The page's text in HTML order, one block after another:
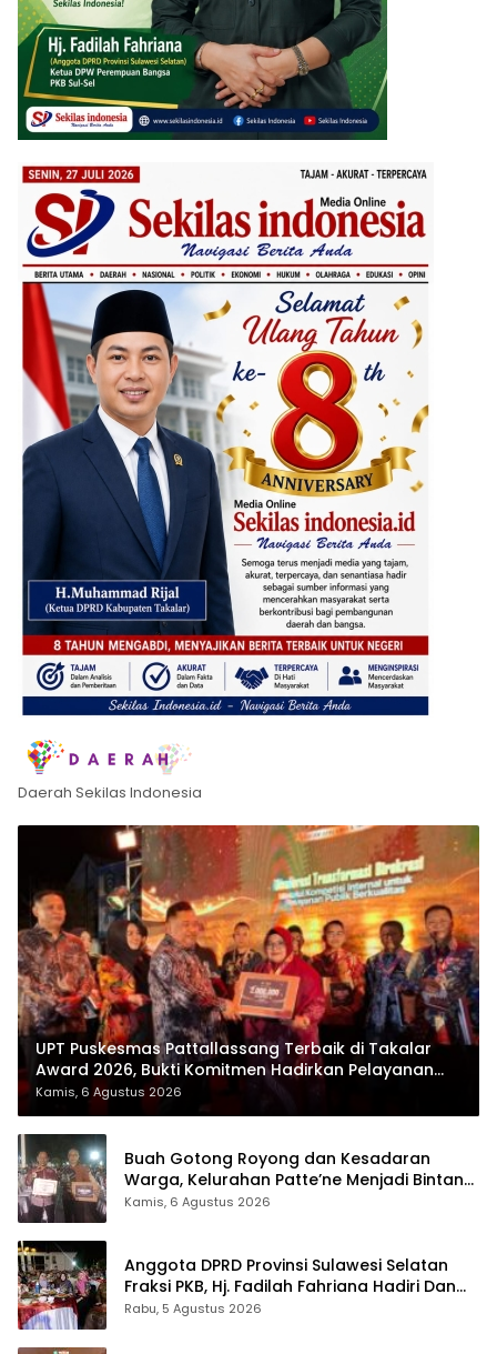
Daerah Sekilas Indonesia
UPT Puskesmas Pattallassang Terbaik di Takalar
Award 2026, Bukti Komitmen Hadirkan Pelayanan
Kesehatan Berkualitas
Kamis, 6 Agustus 2026
Buah Gotong Royong dan Kesadaran
Warga, Kelurahan Patte’ne Menjadi Bintang
Takalar Award 2026
Kamis, 6 Agustus 2026
Anggota DPRD Provinsi Sulawesi Selatan
Fraksi PKB, Hj. Fadilah Fahriana Hadiri Dan
Beri Apresiasi : Takalar Menyalakan Lentera
Rabu, 5 Agustus 2026